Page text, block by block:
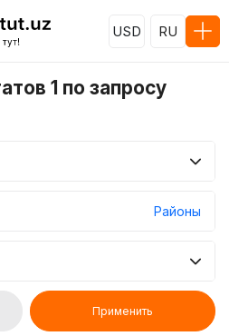
USD RU
1 по запросу
Районы
Применить